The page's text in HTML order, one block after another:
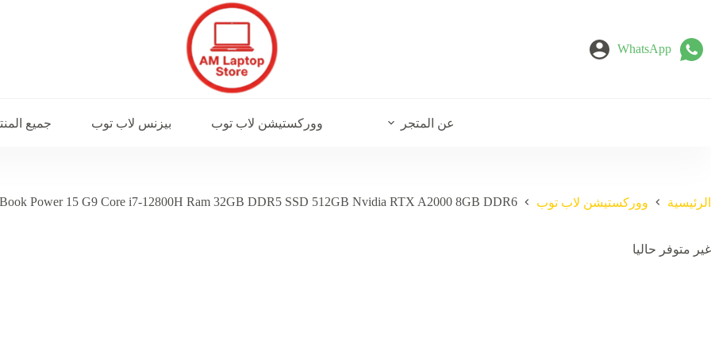
المحتوى
WhatsApp
عن المتجر ووركستيشن لاب توب بيزنس لاب توب جميع
الرئيسية ووركستيشن لاب توب Power 15 G9 Core i7-12800H Ram 32GB DDR5 SSD 512GB Nvidia RTX A2000 8GB DDR6
غير متوفر حاليا